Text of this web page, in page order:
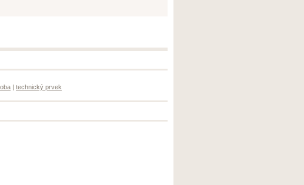
| technický prvek